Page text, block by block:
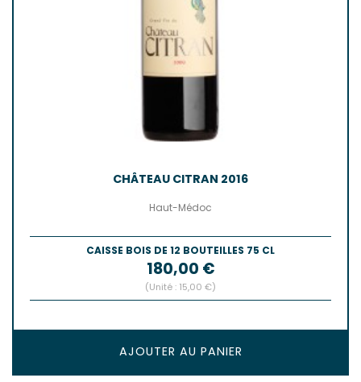
CHÂTEAU CITRAN 2016
Haut-Médoc
CAISSE BOIS DE 12 BOUTEILLES 75 CL
Prix
180,00 €
(Unité : 15,00 €)
AJOUTER AU PANIER